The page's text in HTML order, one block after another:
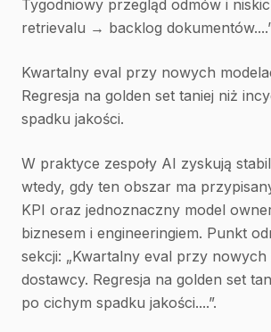
Tygodniowy przegląd odmów i
retrievalu → backlog
Kwartalny eval przy nowych
Regresja na golden set taniej niż
spadku jakości.
W praktyce zespoły AI zyskują
wtedy, gdy ten obszar ma
KPI oraz jednoznaczny model
biznesem i engineeringiem. Punkt
sekcji: „Kwartalny eval przy nowych
dostawcy. Regresja na golden set
po cichym spadku jakości....”.